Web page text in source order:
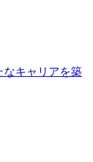
なキャリアを築